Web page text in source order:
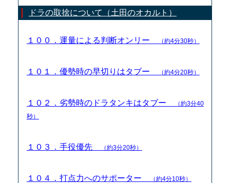
ドラの取捨について（土田のオカルト）
１００．運量による判断オンリー （約4分30秒）
１０１．優勢時の早切りはタブー （約4分20秒）
１０２．劣勢時のドラタンキはタブー
（約3分40
秒）
１０３．手役優先 （約3分20秒）
１０４．打点力へのサポーター （約4分10秒）